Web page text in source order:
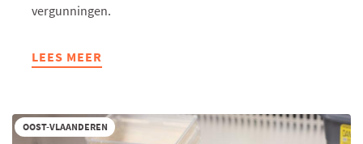
vergunningen.
LEES MEER
ABOUT
SIESEGEMKOUTER
BLIJFT
OOST-VLAANDEREN